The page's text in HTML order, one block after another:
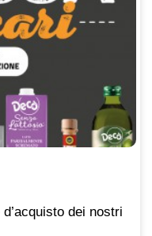
dei nostri